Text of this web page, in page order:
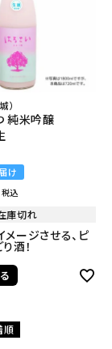
）
純米吟醸
け
税込
庫切れ
ージさせる、ピ
酒！
順